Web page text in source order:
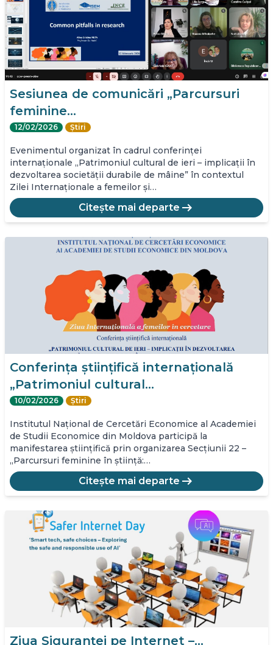
Sesiunea de comunicări „Parcursuri
feminine…
12/02/2026 Știri
Evenimentul organizat în cadrul conferinței
internaționale ,,Patrimoniul cultural de ieri – implicații în
dezvoltarea societății durabile de mâine” în contextul
Zilei Internaționale a femeilor și…
Citește mai departe arrow_right_alt
Conferința științifică internațională
„Patrimoniul cultural…
10/02/2026 Știri
Institutul Național de Cercetări Economice al Academiei
de Studii Economice din Moldova participă la
manifestarea științifică prin organizarea Secțiunii 22 –
„Parcursuri feminine în știință:…
Citește mai departe arrow_right_alt
Ziua Siguranței pe Internet –…